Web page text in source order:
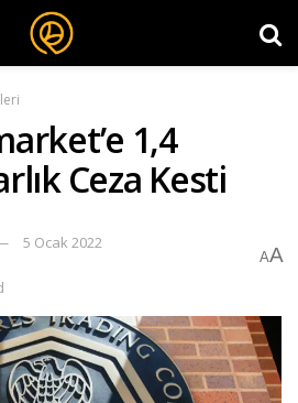
1,4
Ceza Kesti
5 Ocak 2022
AA